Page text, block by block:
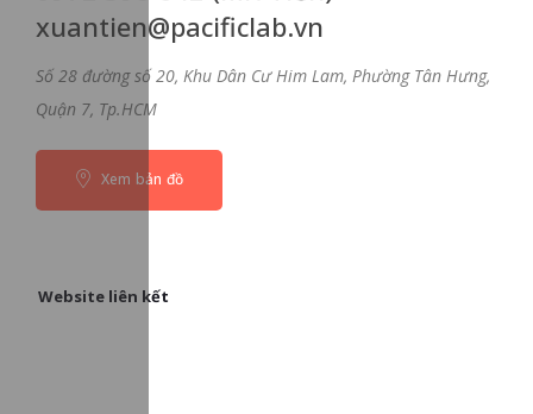
xuantien@pacificlab.vn
Số 28 đường số 20, Khu Dân Cư Him Lam, Phường Tân Hưng,
Quận 7, Tp.HCM
Xem bản đồ
Website liên kết